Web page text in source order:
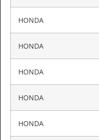
HONDA
HONDA
HONDA
HONDA
HONDA